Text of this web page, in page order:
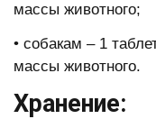
массы животного;
• собакам – 1
массы животного.
Хранение: